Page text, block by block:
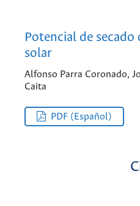
Potencial de
solar
Alfonso Parra Coronado,
Caita
PDF (Español)